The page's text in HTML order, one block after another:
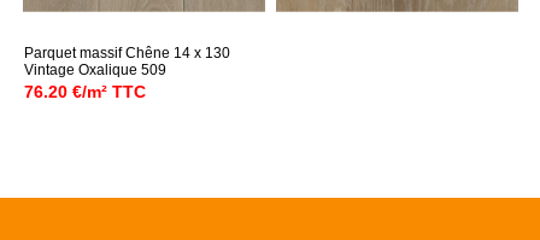
Parquet massif Chêne 14 x 130
Vintage Oxalique 509
76.20 €/m² TTC